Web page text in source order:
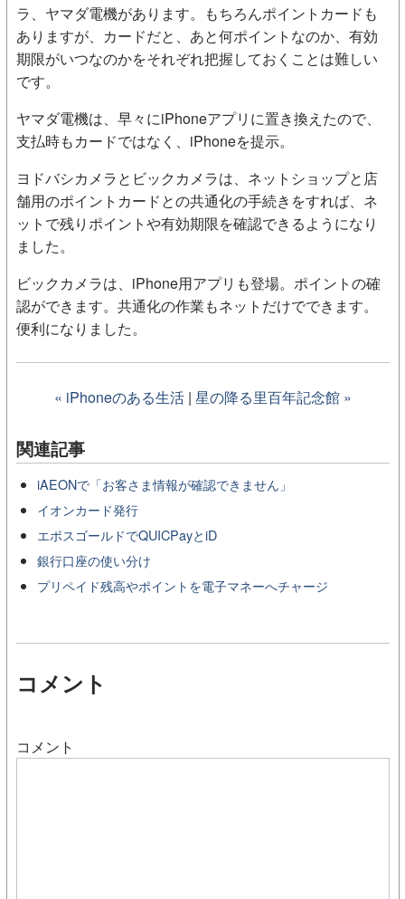
ラ、ヤマダ電機があります。もちろんポイントカードも
ありますが、カードだと、あと何ポイントなのか、有効
期限がいつなのかをそれぞれ把握しておくことは難しい
です。
ヤマダ電機は、早々にiPhoneアプリに置き換えたので、
支払時もカードではなく、iPhoneを提示。
ヨドバシカメラとビックカメラは、ネットショップと店
舗用のポイントカードとの共通化の手続きをすれば、ネ
ットで残りポイントや有効期限を確認できるようになり
ました。
ビックカメラは、iPhone用アプリも登場。ポイントの確
認ができます。共通化の作業もネットだけでできます。
便利になりました。
« iPhoneのある生活| 星の降る里百年記念館 »
関連記事
iAEONで「お客さま情報が確認できません」
イオンカード発行
エポスゴールドでQUICPayとiD
銀行口座の使い分け
プリペイド残高やポイントを電子マネーへチャージ
コメント
コメント